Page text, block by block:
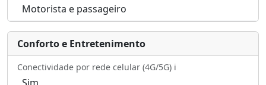
Motorista e passageiro
Conforto e Entretenimento
Conectividade por rede celular (4G/5G) ℹ️